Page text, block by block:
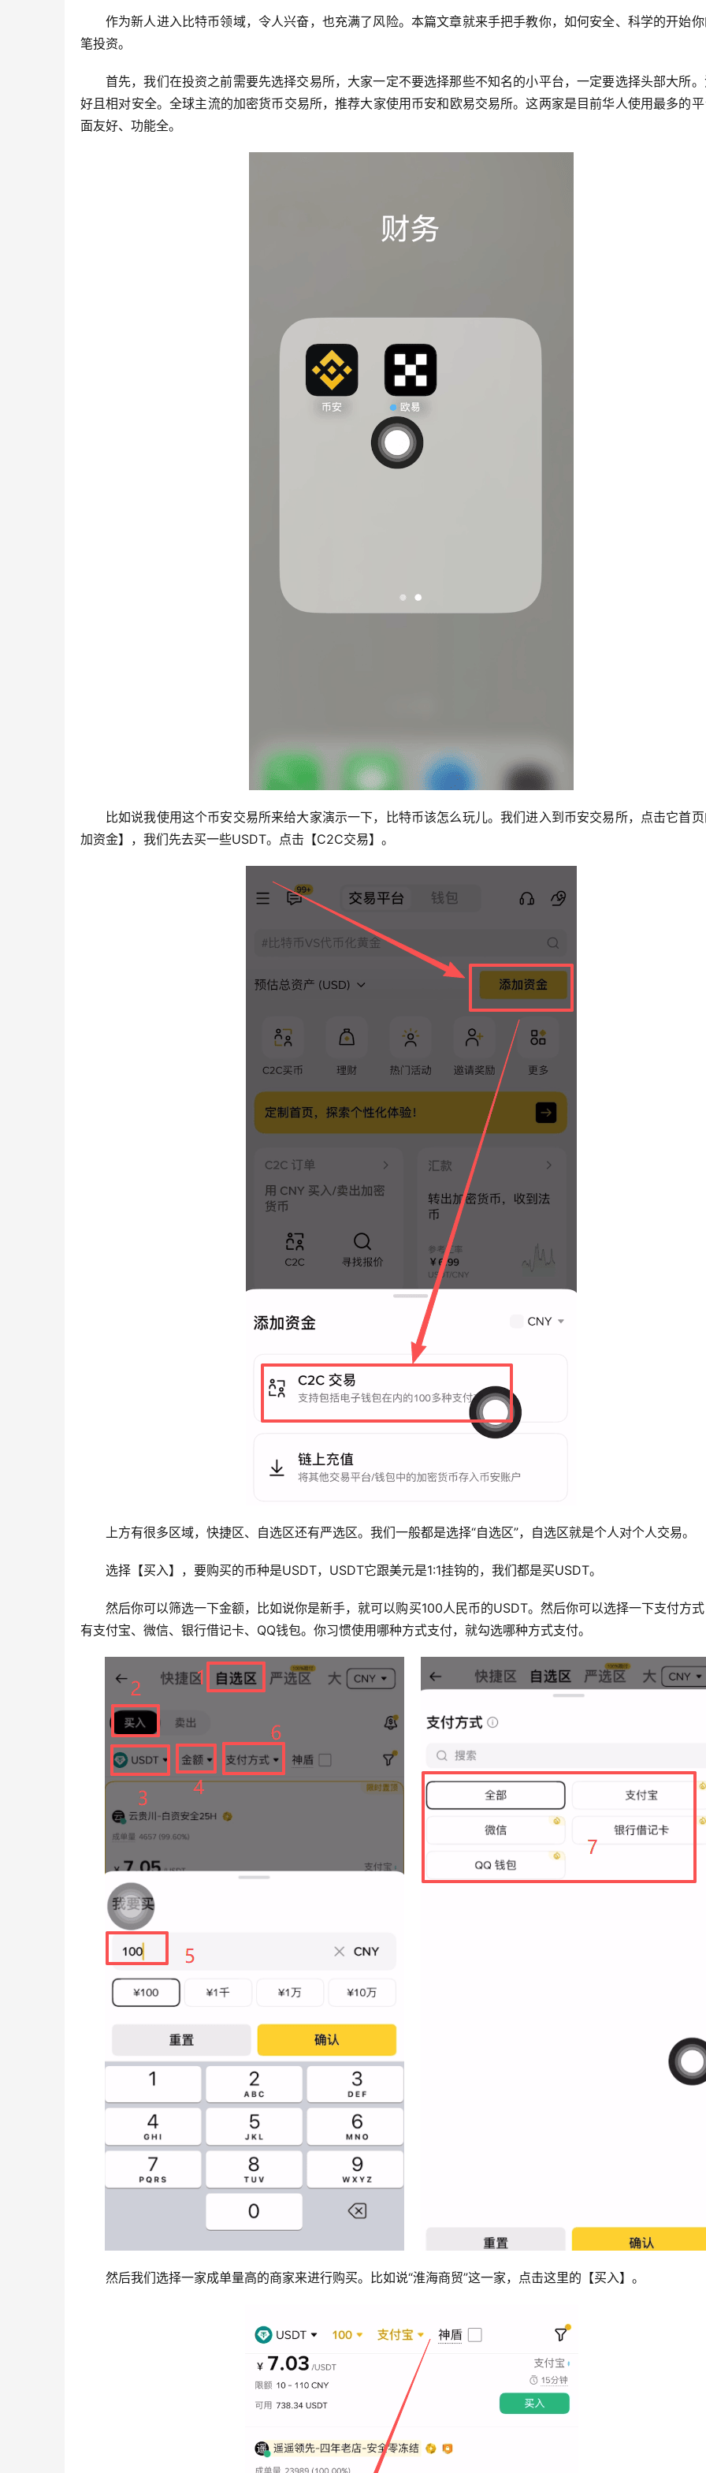
作为新人进入比特币领域，令人兴奋，也充满了风险。本篇文章就来手把手教你，如何安全、科学的开始
笔投资。
首先，我们在投资之前需要先选择交易所，大家一定不要选择那些不知名的小平台，一定要选择头部大所
好且相对安全。全球主流的加密货币交易所，推荐大家使用币安和欧易交易所。这两家是目前华人使用最多的
面友好、功能全。
比如说我使用这个币安交易所来给大家演示一下，比特币该怎么玩儿。我们进入到币安交易所，点击它首
加资金】，我们先去买一些USDT。点击【C2C交易】。
上方有很多区域，快捷区、自选区还有严选区。我们一般都是选择“自选区”，自选区就是个人对个人交易。
选择【买入】，要购买的币种是USDT，USDT它跟美元是1:1挂钩的，我们都是买USDT。
然后你可以筛选一下金额，比如说你是新手，就可以购买100人民币的USDT。然后你可以选择一下支付方
有支付宝、微信、银行借记卡、QQ钱包。你习惯使用哪种方式支付，就勾选哪种方式支付。
然后我们选择一家成单量高的商家来进行购买。比如说“淮海商贸”这一家，点击这里的【买入】。